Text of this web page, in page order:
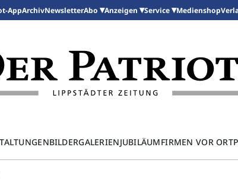
AppArchivNewsletterAbo Anzeigen Service Medienshop
BILDERGALERIENJUBILÄUMFIRMEN VOR ORT